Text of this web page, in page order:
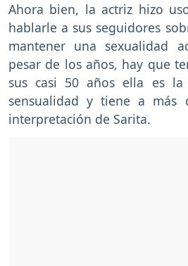
Ahora bien, la actriz hizo
hablarle a sus seguidores
mantener una sexualidad
pesar de los años, hay que
sus casi 50 años ella es
sensualidad y tiene a
interpretación de Sarita.